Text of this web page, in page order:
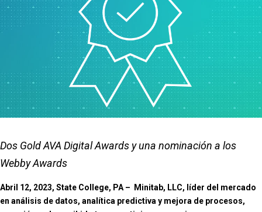
Dos Gold AVA Digital Awards y una nominación a los
Webby Awards
Abril 12, 2023, State College, PA – Minitab, LLC, líder del mercado
en análisis de datos, analítica predictiva y mejora de procesos,